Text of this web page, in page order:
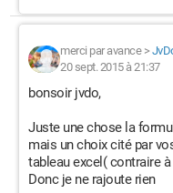
merci par avance>
20 sept. 2015 à 21:37
bonsoir jvdo,
Juste une chose la
mais un choix cité par
tableau excel( contraire
Donc je ne rajoute rien